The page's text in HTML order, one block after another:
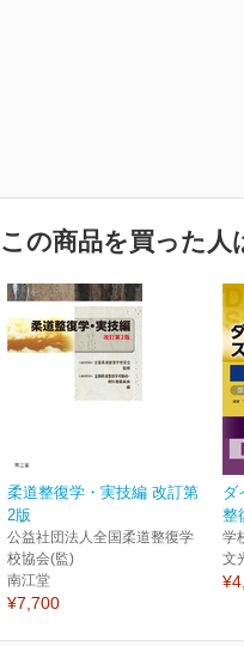
この商品を買った人
柔道整復学・実技編 改訂第
2版
公益社団法人全国柔道整復学
校協会(監)
南江堂
¥7,700
ダ
整
学
文